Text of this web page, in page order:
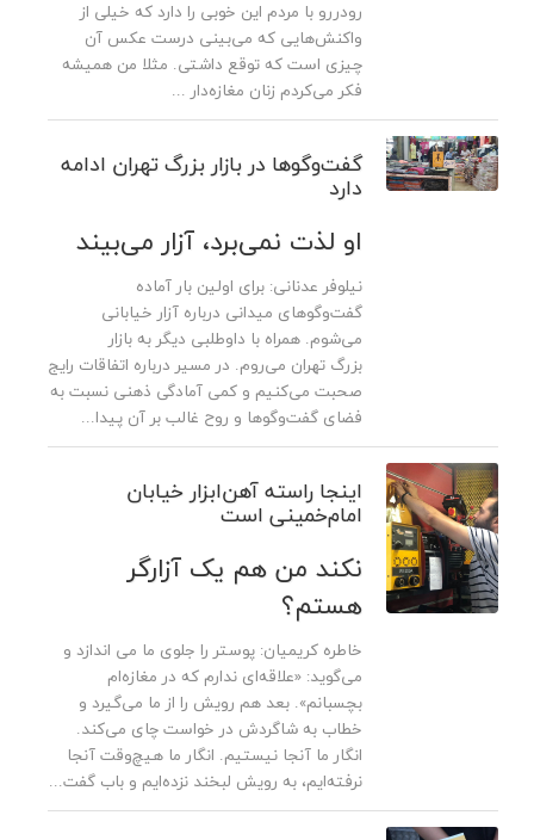
رودررو با مردم این خوبی را دارد که خیلی از
واکنش‌هایی که می‌بینی درست عکس آن
چیزی است که توقع داشتی. مثلا من همیشه
فکر می‌کردم زنان مغازه‌دار ...
گفت‌وگوها در بازار بزرگ تهران ادامه
دارد
او لذت نمی‌برد، آزار می‌بیند
نیلوفر عدنانی: برای اولین بار آماده
گفت‌وگوهای میدانی درباره آزار خیابانی
می‌شوم. همراه با داوطلبی دیگر به بازار
بزرگ تهران می‌روم. در مسیر درباره اتفاقات رایج
صحبت می‌کنیم و کمی آمادگی ذهنی نسبت به
فضای گفت‌وگوها و روح غالب بر آن پیدا...
اینجا راسته‌ آهن‌ابزار خیابان
امام‌خمینی‌ است
نکند من هم یک آزارگر
هستم؟
خاطره کریمیان: پوستر را جلوی ما می اندازد و
‌می‌گوید: «علاقه‌ای ندارم که در مغازه‌ام
بچسبانم». بعد هم رویش را از ما می‌گیرد و
خطاب به شاگردش در خواست چای می‌کند.
انگار ما آنجا نیستیم. انگار ما هیچ‌وقت آنجا
نرفته‌ایم، به رویش لبخند نزده‌ایم و باب گفت‌...